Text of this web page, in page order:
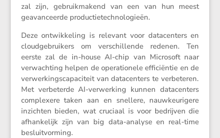
zal zijn, gebruik­ma­kend van een van hun meest
geavan­ceerde productietechnologieën.
Deze ontwik­ke­ling is relevant voor datacen­ters en
cloud­ge­brui­kers om verschil­lende redenen. Ten
eerste zal de in-house AI-chip van Micro­soft naar
verwach­ting helpen de opera­ti­o­nele effici­ëntie en de
verwer­kings­ca­pa­ci­teit van datacen­ters te verbe­teren.
Met verbe­terde AI-verwer­king kunnen datacen­ters
complexere taken aan en snellere, nauwkeu­ri­gere
inzichten bieden, wat cruciaal is voor bedrijven die
afhan­ke­lijk zijn van big data-analyse en real-time
besluitvorming.